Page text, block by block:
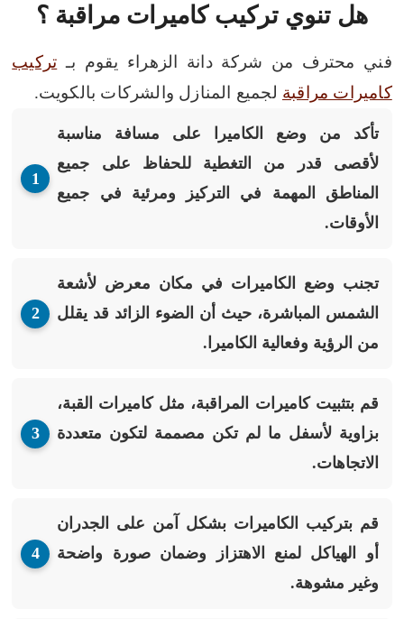
هل تنوي تركيب كاميرات مراقبة ؟
فني محترف من شركة دانة الزهراء يقوم بـ تركيب
كاميرات مراقبة لجميع المنازل والشركات بالكويت.
تأكد من وضع الكاميرا على مسافة مناسبة
لأقصى قدر من التغطية للحفاظ على جميع
المناطق المهمة في التركيز ومرئية في جميع
الأوقات.
تجنب وضع الكاميرات في مكان معرض لأشعة
الشمس المباشرة، حيث أن الضوء الزائد قد يقلل
من الرؤية وفعالية الكاميرا.
قم بتثبيت كاميرات المراقبة، مثل كاميرات القبة،
بزاوية لأسفل ما لم تكن مصممة لتكون متعددة
الاتجاهات.
قم بتركيب الكاميرات بشكل آمن على الجدران
أو الهياكل لمنع الاهتزاز وضمان صورة واضحة
وغير مشوهة.